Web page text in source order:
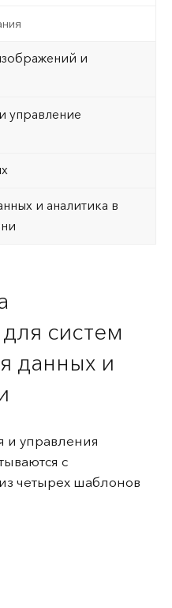
и
управление
и аналитика в
систем
данных и
и управления
с
четырех шаблонов